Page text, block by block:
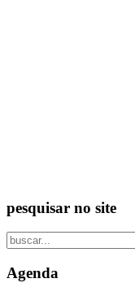
pesquisar no site
Agenda